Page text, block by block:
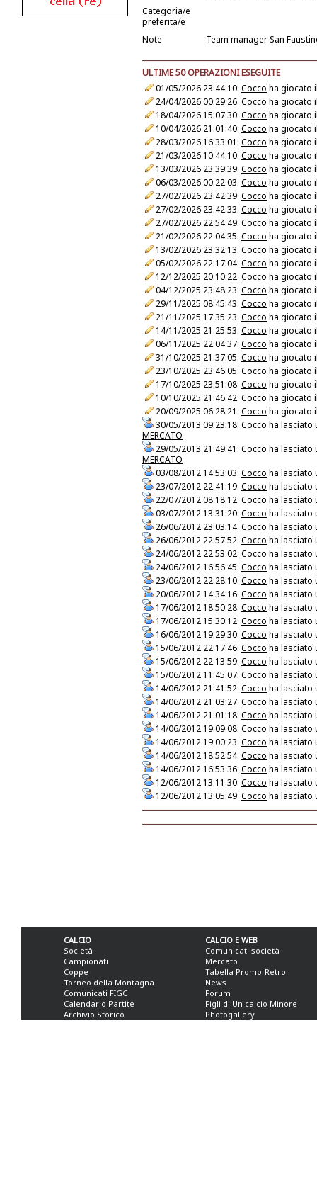
Categoria/e
preferita/e
Note
Team manager San
ULTIME 50 OPERAZIONI ESEGUITE
01/05/2026 23:44:10: Cocco ha giocato
24/04/2026 00:29:26: Cocco ha giocato
18/04/2026 15:07:30: Cocco ha giocato
10/04/2026 21:01:40: Cocco ha giocato
28/03/2026 16:33:01: Cocco ha giocato
21/03/2026 10:44:10: Cocco ha giocato
13/03/2026 23:39:39: Cocco ha giocato
06/03/2026 00:22:03: Cocco ha giocato
27/02/2026 23:42:39: Cocco ha giocato
27/02/2026 23:42:33: Cocco ha giocato
27/02/2026 22:54:49: Cocco ha giocato
21/02/2026 22:04:35: Cocco ha giocato
13/02/2026 23:32:13: Cocco ha giocato
05/02/2026 22:17:04: Cocco ha giocato
12/12/2025 20:10:22: Cocco ha giocato
04/12/2025 23:48:23: Cocco ha giocato
29/11/2025 08:45:43: Cocco ha giocato
21/11/2025 17:35:23: Cocco ha giocato
14/11/2025 21:25:53: Cocco ha giocato
06/11/2025 22:04:37: Cocco ha giocato
31/10/2025 21:37:05: Cocco ha giocato
23/10/2025 23:46:05: Cocco ha giocato
17/10/2025 23:51:08: Cocco ha giocato
10/10/2025 21:46:42: Cocco ha giocato
20/09/2025 06:28:21: Cocco ha giocato
30/05/2013 09:23:18: Cocco ha lasciato
MERCATO
29/05/2013 21:49:41: Cocco ha lasciato
MERCATO
03/08/2012 14:53:03: Cocco ha lasciato
23/07/2012 22:41:19: Cocco ha lasciato
22/07/2012 08:18:12: Cocco ha lasciato
03/07/2012 13:31:20: Cocco ha lasciato
26/06/2012 23:03:14: Cocco ha lasciato
26/06/2012 22:57:52: Cocco ha lasciato
24/06/2012 22:53:02: Cocco ha lasciato
24/06/2012 16:56:45: Cocco ha lasciato
23/06/2012 22:28:10: Cocco ha lasciato
20/06/2012 14:34:16: Cocco ha lasciato
17/06/2012 18:50:28: Cocco ha lasciato
17/06/2012 15:30:12: Cocco ha lasciato
16/06/2012 19:29:30: Cocco ha lasciato
15/06/2012 22:17:46: Cocco ha lasciato
15/06/2012 22:13:59: Cocco ha lasciato
15/06/2012 11:45:07: Cocco ha lasciato
14/06/2012 21:41:52: Cocco ha lasciato
14/06/2012 21:03:27: Cocco ha lasciato
14/06/2012 21:01:18: Cocco ha lasciato
14/06/2012 19:09:08: Cocco ha lasciato
14/06/2012 19:00:23: Cocco ha lasciato
14/06/2012 18:52:54: Cocco ha lasciato
14/06/2012 16:53:36: Cocco ha lasciato
12/06/2012 13:11:30: Cocco ha lasciato
12/06/2012 13:05:49: Cocco ha lasciato
CALCIO
Società
Campionati
Coppe
Torneo della Montagna
Comunicati FIGC
Calendario Partite
Archivio Storico
CALCIO E WEB
Comunicati società
Mercato
Tabella Promo-Retro
News
Forum
Figli di Un calcio Minore
Photogallery